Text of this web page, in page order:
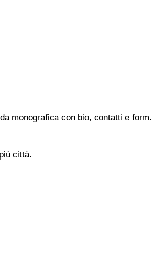
monografica con bio, contatti e form. I
città.